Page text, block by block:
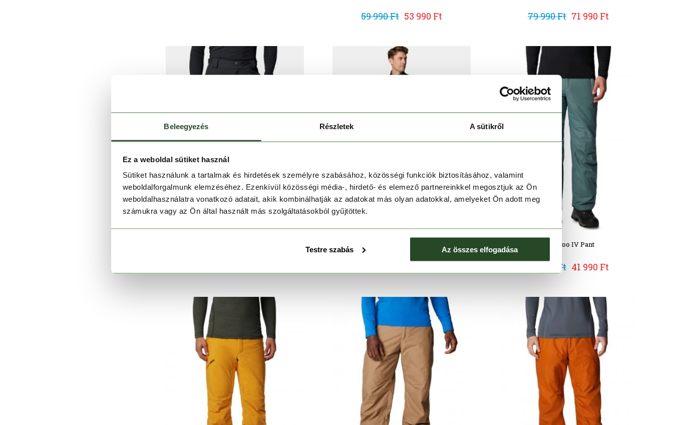
Beleegyezés Részletek A sütikről
Ez a weboldal sütiket használ
Sütiket használunk a tartalmak és hirdetések személyre szabásához, közösségi funkciók biztosításához, valamint
weboldalforgalmunk elemzéséhez. Ezenkívül közösségi média-, hirdető- és elemező partnereinkkel megosztjuk az Ön
weboldalhasználatra vonatkozó adatait, akik kombinálhatják az adatokat más olyan adatokkal, amelyeket Ön adott meg
számukra vagy az Ön által használt más szolgáltatásokból gyűjtöttek.
Testre szabás Az összes elfogadása
59 990 Ft 53 990 Ft 79 990 Ft 71 990 Ft
Bugaboo IV Pant
59 990 Ft 41 990 Ft